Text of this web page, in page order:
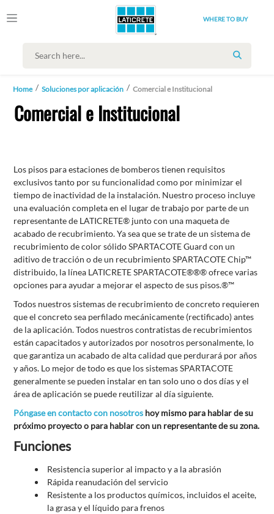
WHERE TO BUY
SEARCH
Home Soluciones por aplicación Comercial e Institucional
Comercial e Institucional
Los pisos para estaciones de bomberos tienen requisitos
exclusivos tanto por su funcionalidad como por minimizar el
tiempo de inactividad de la instalación. Nuestro proceso incluye
una evaluación completa en el lugar de trabajo por parte de un
representante de LATICRETE® junto con una maqueta de
acabado de recubrimiento. Ya sea que se trate de un sistema de
recubrimiento de color sólido SPARTACOTE Guard con un
aditivo de tracción o de un recubrimiento SPARTACOTE Chip™
distribuido, la línea LATICRETE SPARTACOTE®®® ofrece varias
opciones para ayudar a mejorar el aspecto de sus pisos.®™
Todos nuestros sistemas de recubrimiento de concreto requieren
que el concreto sea perfilado mecánicamente (rectificado) antes
de la aplicación. Todos nuestros contratistas de recubrimientos
están capacitados y autorizados por nosotros personalmente, lo
que garantiza un acabado de alta calidad que perdurará por años
y años. Lo mejor de todo es que los sistemas SPARTACOTE
generalmente se pueden instalar en tan solo uno o dos días y el
área de aplicación se puede reutilizar al día siguiente.
Póngase en contacto con nosotros hoy mismo para hablar de su
próximo proyecto o para hablar con un representante de su zona.
Funciones
Resistencia superior al impacto y a la abrasión
Rápida reanudación del servicio
Resistente a los productos químicos, incluidos el aceite,
la grasa y el líquido para frenos